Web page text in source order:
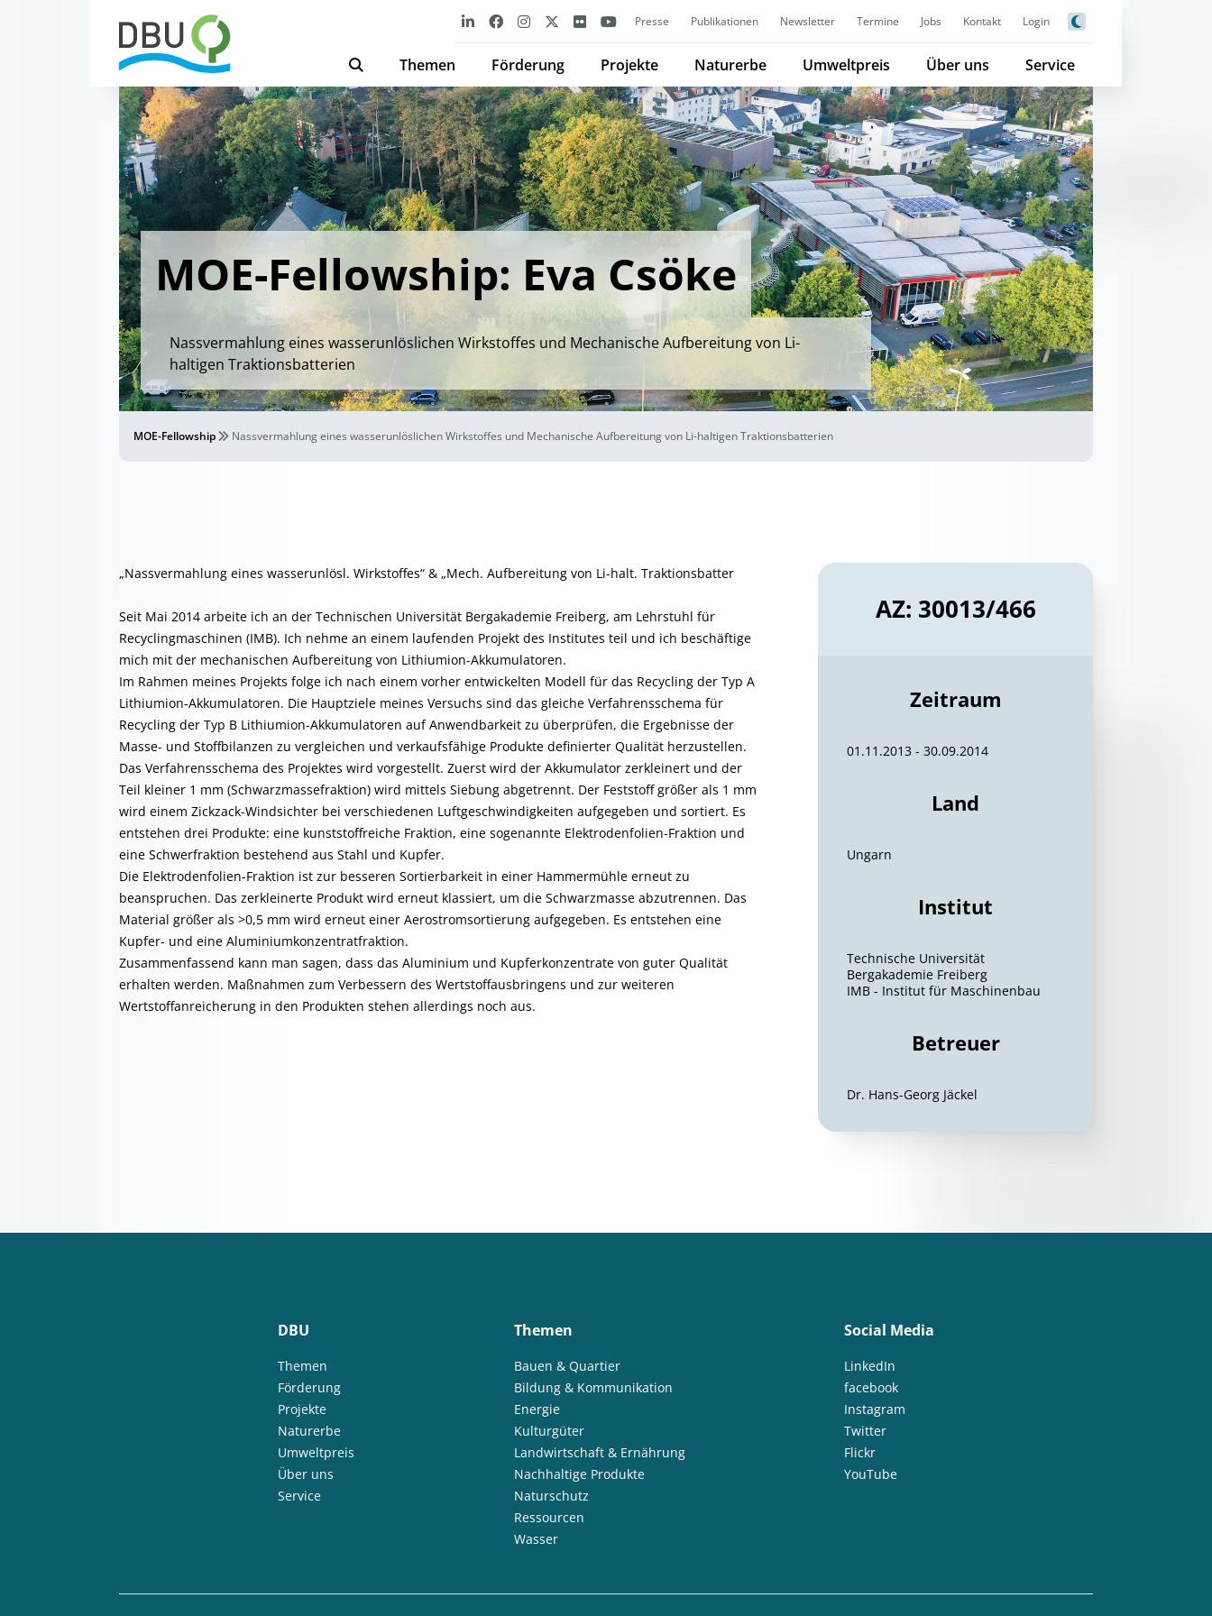
Presse Publikationen Newsletter Termine Jobs Kontakt Login
Themen Förderung Projekte Naturerbe Umweltpreis Über uns Service
MOE-Fellowship: Eva Csöke
Nassvermahlung eines wasserunlöslichen Wirkstoffes und Mechanische Aufbereitung von Li-
haltigen Traktionsbatterien
MOE-Fellowship Nassvermahlung eines wasserunlöslichen Wirkstoffes und Mechanische Aufbereitung von Li-haltigen Traktionsbatterien
„Nassvermahlung eines wasserunlösl. Wirkstoffes“ & „Mech. Aufbereitung von Li-halt. Traktionsbatter
Seit Mai 2014 arbeite ich an der Technischen Universität Bergakademie Freiberg, am Lehrstuhl für
Recyclingmaschinen (IMB). Ich nehme an einem laufenden Projekt des Institutes teil und ich beschäftige
mich mit der mechanischen Aufbereitung von Lithiumion-Akkumulatoren.
Im Rahmen meines Projekts folge ich nach einem vorher entwickelten Modell für das Recycling der Typ A
Lithiumion-Akkumulatoren. Die Hauptziele meines Versuchs sind das gleiche Verfahrensschema für
Recycling der Typ B Lithiumion-Akkumulatoren auf Anwendbarkeit zu überprüfen, die Ergebnisse der
Masse- und Stoffbilanzen zu vergleichen und verkaufsfähige Produkte definierter Qualität herzustellen.
Das Verfahrensschema des Projektes wird vorgestellt. Zuerst wird der Akkumulator zerkleinert und der
Teil kleiner 1 mm (Schwarzmassefraktion) wird mittels Siebung abgetrennt. Der Feststoff größer als 1 mm
wird einem Zickzack-Windsichter bei verschiedenen Luftgeschwindigkeiten aufgegeben und sortiert. Es
entstehen drei Produkte: eine kunststoffreiche Fraktion, eine sogenannte Elektrodenfolien-Fraktion und
eine Schwerfraktion bestehend aus Stahl und Kupfer.
Die Elektrodenfolien-Fraktion ist zur besseren Sortierbarkeit in einer Hammermühle erneut zu
beanspruchen. Das zerkleinerte Produkt wird erneut klassiert, um die Schwarzmasse abzutrennen. Das
Material größer als >0,5 mm wird erneut einer Aerostromsortierung aufgegeben. Es entstehen eine
Kupfer- und eine Aluminiumkonzentratfraktion.
Zusammenfassend kann man sagen, dass das Aluminium und Kupferkonzentrate von guter Qualität
erhalten werden. Maßnahmen zum Verbessern des Wertstoffausbringens und zur weiteren
Wertstoffanreicherung in den Produkten stehen allerdings noch aus.
AZ: 30013/466
Zeitraum
01.11.2013 - 30.09.2014
Land
Ungarn
Institut
Technische Universität
Bergakademie Freiberg
IMB - Institut für Maschinenbau
Betreuer
Dr. Hans-Georg Jäckel
DBU
Themen
Förderung
Projekte
Naturerbe
Umweltpreis
Über uns
Service
Themen
Bauen & Quartier
Bildung & Kommunikation
Energie
Kulturgüter
Landwirtschaft & Ernährung
Nachhaltige Produkte
Naturschutz
Ressourcen
Wasser
Social Media
LinkedIn
facebook
Instagram
Twitter
Flickr
YouTube